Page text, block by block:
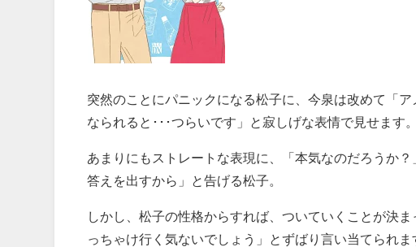
突然のことにパニックになる松子に、今泉は改めて「
なられると･･･つらいです」と寂しげな表情で見せます。
あまりにもストレートな表現に、「本気なのだろうか
答えを出すから」と告げる松子。
しかし、松子の性格からすれば、ついていくことが決
っちゃけ行く気ないでしょう」とずばり言い当てられま